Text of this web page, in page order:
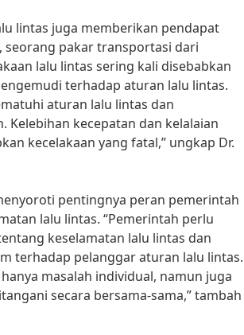
lintas juga memberikan pendapat
seorang pakar transportasi dari
lalu lintas sering kali disebabkan
terhadap aturan lalu lintas.
aturan lalu lintas dan
Kelebihan kecepatan dan kelalaian
kecelakaan yang fatal,” ungkap Dr.
pentingnya peran pemerintah
lalu lintas. “Pemerintah perlu
keselamatan lalu lintas dan
terhadap pelanggar aturan lalu lintas.
masalah individual, namun juga
secara bersama-sama,” tambah